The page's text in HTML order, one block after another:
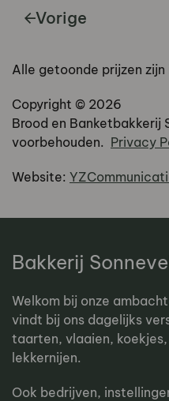
Vorige
Alle getoonde prijzen zijn
Copyright © 2026
Brood en Banketbakkerij
voorbehouden. Privacy
Website:
Bakkerij
Welkom bij onze
vindt bij ons dagelijks
taarten, vlaaien,
lekkernijen.
Ook bedrijven,